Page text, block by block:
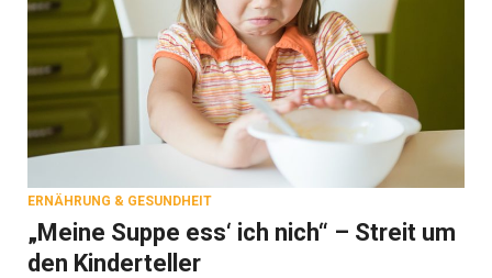
ERNÄHRUNG & GESUNDHEIT
„Meine Suppe ess‘ ich nich“ – Streit um
den Kinderteller